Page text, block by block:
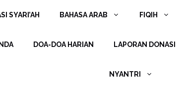
SYARI’AH BAHASA ARAB FIQIH
DOA-DOA HARIAN LAPORAN DONASI
NYANTRI